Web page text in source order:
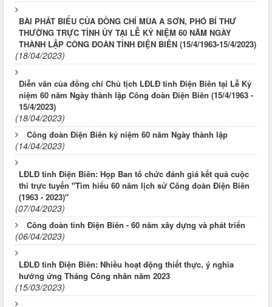
BÀI PHÁT BIỂU CỦA ĐỒNG CHÍ MÙA A SƠN, PHÓ BÍ THƯ
THƯỜNG TRỰC TỈNH ỦY TẠI LỄ KỶ NIỆM 60 NĂM NGÀY
THÀNH LẬP CÔNG ĐOÀN TỈNH ĐIỆN BIÊN (15/4/1963-15/4/2023)
(18/04/2023)
Diễn văn của đồng chí Chủ tịch LĐLĐ tỉnh Điện Biên tại Lễ Kỷ
niệm 60 năm Ngày thành lập Công đoàn Điện Biên (15/4/1963 -
15/4/2023)
(18/04/2023)
Công đoàn Điện Biên kỷ niệm 60 năm Ngày thành lập
(14/04/2023)
LĐLĐ tỉnh Điện Biên: Họp Ban tổ chức đánh giá kết quả cuộc
thi trực tuyến "Tìm hiểu 60 năm lịch sử Công đoàn Điện Biên
(1963 - 2023)"
(07/04/2023)
Công đoàn tỉnh Điện Biên - 60 năm xây dựng và phát triển
(06/04/2023)
LĐLĐ tỉnh Điện Biên: Nhiều hoạt động thiết thực, ý nghĩa
hưởng ứng Tháng Công nhân năm 2023
(15/03/2023)